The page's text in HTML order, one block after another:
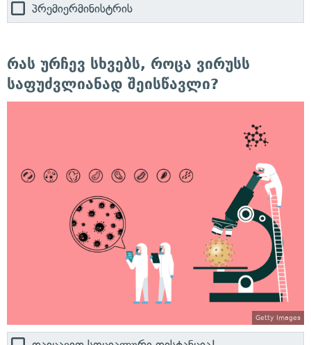
პრემიერმინისტრის
რას ურჩევ სხვებს, როცა ვირუსს
საფუძვლიანად შეისწავლი?
Getty Images